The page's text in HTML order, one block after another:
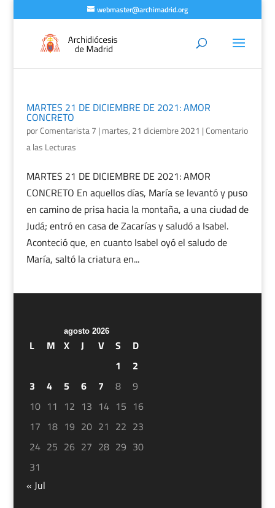
webmaster@archimadrid.org
MARTES 21 DE DICIEMBRE DE 2021: AMOR
CONCRETO
porComentarista 7 | martes, 21 diciembre 2021 |Comentario
a las Lecturas
MARTES 21 DE DICIEMBRE DE 2021: AMOR
CONCRETO En aquellos días, María se levantó y puso
en camino de prisa hacia la montaña, a una ciudad de
Judá; entró en casa de Zacarías y saludó a Isabel.
Aconteció que, en cuanto Isabel oyó el saludo de
María, saltó la criatura en...
agosto 2026
L M X J V S
D
1
2
3
4 5 6 7 8
9
10 11 12 13 14 15 16
17 18 19 20 21 22 23
24 25 26 27 28 29 30
31
« Jul